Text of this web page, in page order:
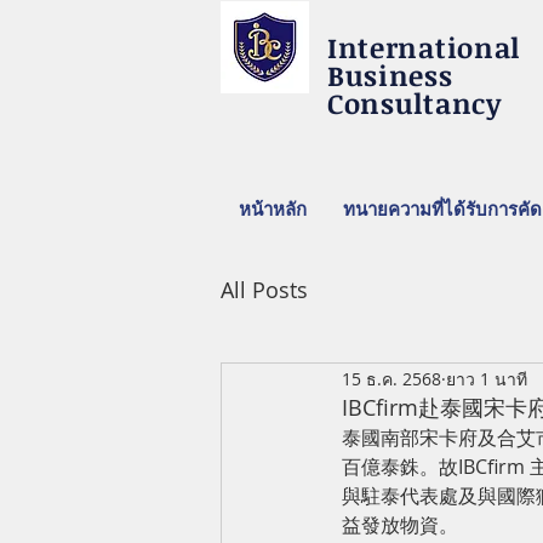
International
Business
Consultancy
หน้าหลัก ทนายความที่ได้รับการคัด
All Posts
IBCfirm赴泰國宋卡
15 ธ.ค. 2568 ยาว 1 นาที
泰國南部宋卡府及合
百億泰銖。故IBCfirm
與駐泰代表處及與國
益發放物資。